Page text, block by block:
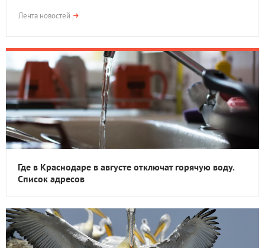
Лента новостей
Где в Краснодаре в августе отключат горячую воду.
Список адресов